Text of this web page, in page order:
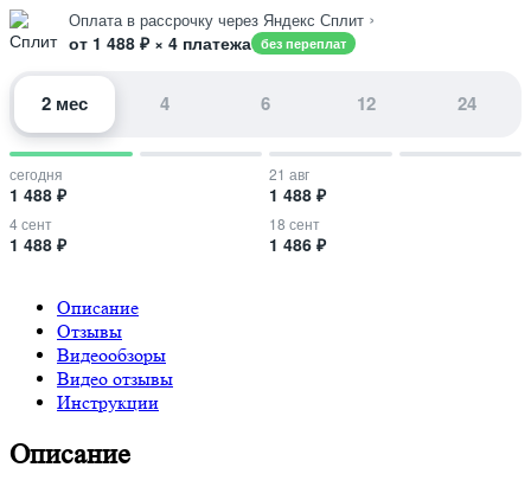
Оплата в рассрочку через Яндекс Сплит ›
от 1 488 ₽ × 4 платежа без переплат
2 мес 4 6 12 24
сегодня
1 488 ₽
21 авг
1 488 ₽
4 сент
1 488 ₽
18 сент
1 486 ₽
Описание
Отзывы
Видеообзоры
Видео отзывы
Инструкции
Описание